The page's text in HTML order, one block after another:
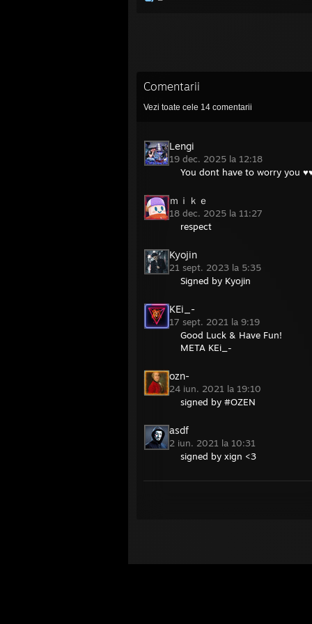
Comentarii
Vezi toate cele 14 comentarii
Lengi
19 dec. 2025 la 12:18
You dont have to worry you
ｍｉｋｅ
18 dec. 2025 la 11:27
respect
Kyojin
21 sept. 2023 la 5:35
Signed by Kyojin
KEi_-
17 sept. 2021 la 9:19
Good Luck & Have Fun!
META KEi_-
ozn-
24 iun. 2021 la 19:10
signed by #OZEN
asdf
2 iun. 2021 la 10:31
signed by xign <3